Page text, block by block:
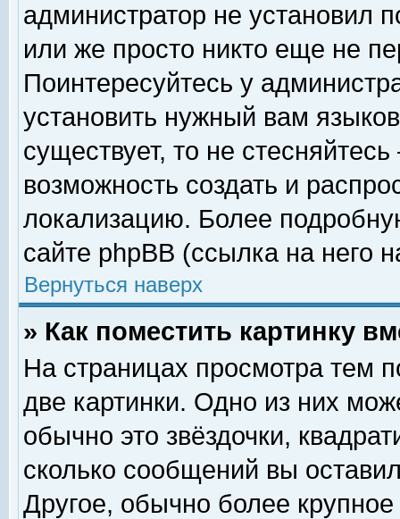
администратор не установил
или же просто никто еще не
Поинтересуйтесь у
установить нужный вам
существует, то не
возможность создать и
локализацию. Более
сайте phpBB (ссылка на него
Вернуться наверх
» Как поместить картинку
На страницах просмотра тем
две картинки. Одно из них
обычно это звёздочки,
сколько сообщений вы
Другое, обычно более